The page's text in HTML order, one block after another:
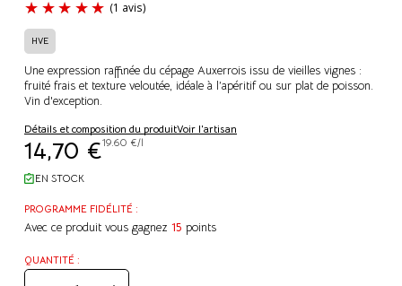
HVE
Une expression raffinée du cépage Auxerrois issu de vieilles vignes :
fruité frais et texture veloutée, idéale à l’apéritif ou sur plat de poisson.
Vin d'exception.
Détails et composition du produitVoir l'artisan
14,70 €19.60 €/l
EN STOCK
PROGRAMME FIDÉLITÉ :
Avec ce produit vous gagnez 15 points
QUANTITÉ :